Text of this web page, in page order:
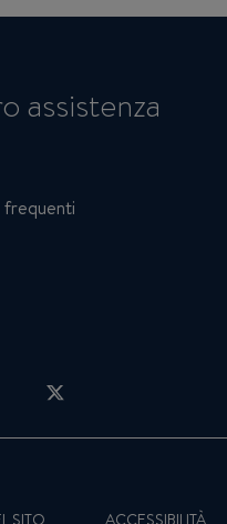
assistenza
frequenti
SITO ACCESSIBILITÀ